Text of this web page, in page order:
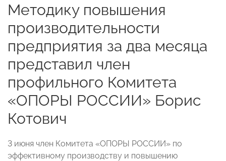
Методику повышения
производительности
предприятия за два месяца
представил член
профильного Комитета
«ОПОРЫ РОССИИ» Борис
Котович
3 июня член Комитета «ОПОРЫ РОССИИ» по
эффективному производству и повышению